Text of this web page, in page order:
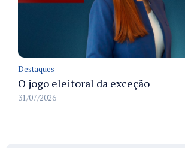
Destaques
O jogo eleitoral da exceção
31/07/2026